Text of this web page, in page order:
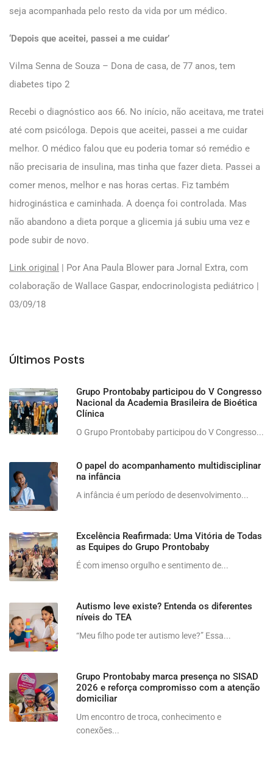
seja acompanhada pelo resto da vida por um médico.
‘Depois que aceitei, passei a me cuidar’
Vilma Senna de Souza – Dona de casa, de 77 anos, tem
diabetes tipo 2
Recebi o diagnóstico aos 66. No início, não aceitava, me tratei
até com psicóloga. Depois que aceitei, passei a me cuidar
melhor. O médico falou que eu poderia tomar só remédio e
não precisaria de insulina, mas tinha que fazer dieta. Passei a
comer menos, melhor e nas horas certas. Fiz também
hidroginástica e caminhada. A doença foi controlada. Mas
não abandono a dieta porque a glicemia já subiu uma vez e
pode subir de novo.
Link original | Por Ana Paula Blower para Jornal Extra, com
colaboração de Wallace Gaspar, endocrinologista pediátrico |
03/09/18
Últimos Posts
Grupo Prontobaby participou do V Congresso
Nacional da Academia Brasileira de Bioética
Clínica
O Grupo Prontobaby participou do V Congresso...
O papel do acompanhamento multidisciplinar
na infância
A infância é um período de desenvolvimento...
Excelência Reafirmada: Uma Vitória de Todas
as Equipes do Grupo Prontobaby
É com imenso orgulho e sentimento de...
Autismo leve existe? Entenda os diferentes
níveis do TEA
“Meu filho pode ter autismo leve?” Essa...
Grupo Prontobaby marca presença no SISAD
2026 e reforça compromisso com a atenção
domiciliar
Um encontro de troca, conhecimento e
conexões...